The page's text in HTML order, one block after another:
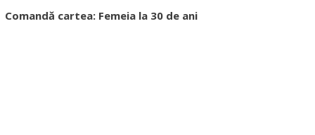
Comandă cartea: Femeia la 30 de ani